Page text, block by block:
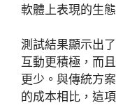
軟體上表現的生
測試結果顯示出
互動更積極，而
更少。與傳統方
的成本相比，這